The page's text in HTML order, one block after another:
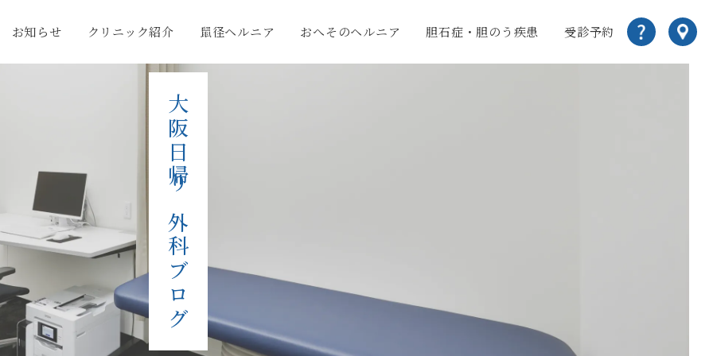
お知らせ クリニック紹介 鼠径ヘルニア おへそのヘルニア 胆石症・胆のう疾患 受診予約
大阪日帰り外科ブログ